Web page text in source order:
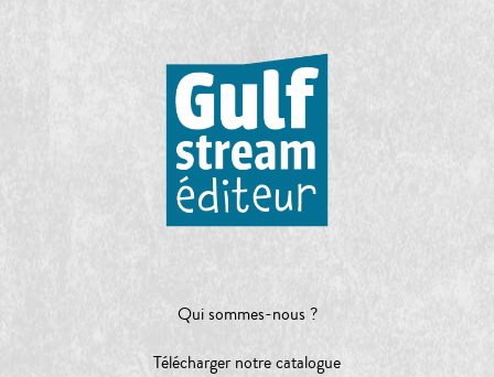
Qui sommes-nous ?
Télécharger notre catalogue